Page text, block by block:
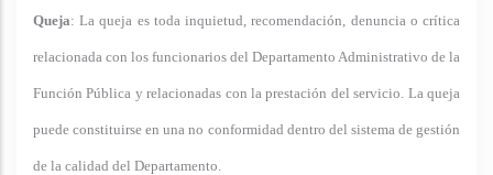
Queja: La queja es toda inquietud, recomendación, denuncia o crítica
relacionada con los funcionarios del Departamento Administrativo de la
Función Pública y relacionadas con la prestación del servicio. La queja
puede constituirse en una no conformidad dentro del sistema de gestión
de la calidad del Departamento.